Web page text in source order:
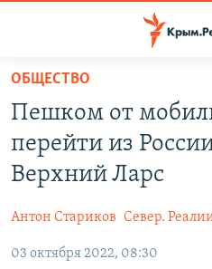
Вернуться
основному
содержанию
Вернутся
главной
навигации
Вернутся
11 ЛЕТ ОККУПАЦИИ КРЫМА. 11
ВОДА
ЕЩЕ
ИНТЕРАКТИВ
РАДІО СВОБОДА
ОБЩЕСТВО
Пешком от
перейти из
Верхний Ларс
Антон Стариков Север.
03 октября 2022, 08:30